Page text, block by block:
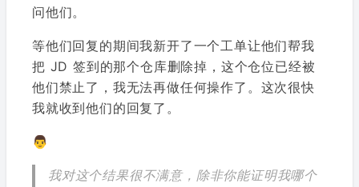
问他们。
等他们回复的期间我新开了一个工单让他们帮我
把 JD 签到的那个仓库删除掉，这个仓位已经被
他们禁止了，我无法再做任何操作了。这次很快
我就收到他们的回复了。
👨
我对这个结果很不满意，除非你能证明我哪个